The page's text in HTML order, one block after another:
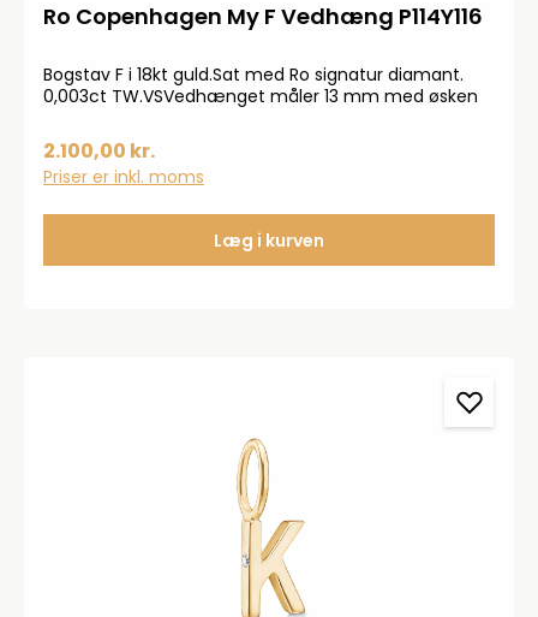
Ro Copenhagen My F Vedhæng P114Y116
Bogstav F i 18kt guld.Sat med Ro signatur diamant.
0,003ct TW.VSVedhænget måler 13 mm med øsken
2.100,00 kr.
Priser er inkl. moms
Læg i kurven